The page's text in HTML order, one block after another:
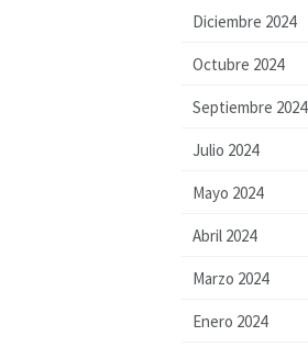
Diciembre 2024
Octubre 2024
Septiembre 2024
Julio 2024
Mayo 2024
Abril 2024
Marzo 2024
Enero 2024